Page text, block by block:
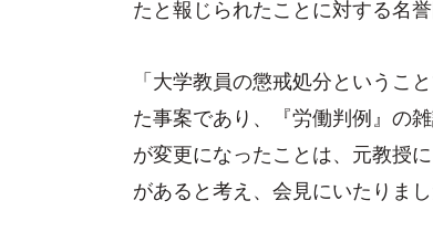
たと報じられたことに対する名
「大学教員の懲戒処分というこ
た事案であり、『労働判例』の
が変更になったことは、元教授
があると考え、会見にいたりまし